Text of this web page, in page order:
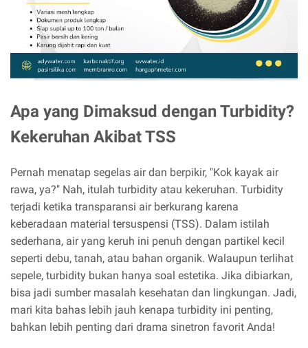
Apa yang Dimaksud dengan Turbidity?
Kekeruhan Akibat TSS
Pernah menatap segelas air dan berpikir, "Kok kayak air
rawa, ya?" Nah, itulah turbidity atau kekeruhan. Turbidity
terjadi ketika transparansi air berkurang karena
keberadaan material tersuspensi (TSS). Dalam istilah
sederhana, air yang keruh ini penuh dengan partikel kecil
seperti debu, tanah, atau bahan organik. Walaupun terlihat
sepele, turbidity bukan hanya soal estetika. Jika dibiarkan,
bisa jadi sumber masalah kesehatan dan lingkungan. Jadi,
mari kita bahas lebih jauh kenapa turbidity ini penting,
bahkan lebih penting dari drama sinetron favorit Anda!